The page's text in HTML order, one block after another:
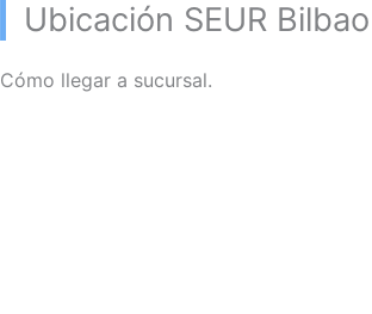
Ubicación SEUR Bilbao
Cómo llegar a sucursal.